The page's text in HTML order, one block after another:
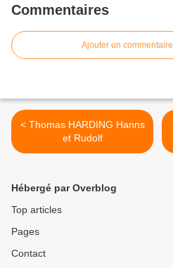
Commentaires
Ajouter un commentaire
< Thomas HARDING Hanns
et Rudolf
Hébergé par Overblog
Top articles
Pages
Contact